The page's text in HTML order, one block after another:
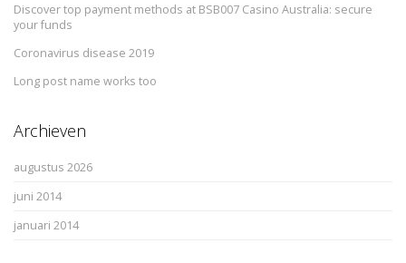
Discover top payment methods at BSB007 Casino Australia: secure
your funds
Coronavirus disease 2019
Long post name works too
Archieven
augustus 2026
juni 2014
januari 2014